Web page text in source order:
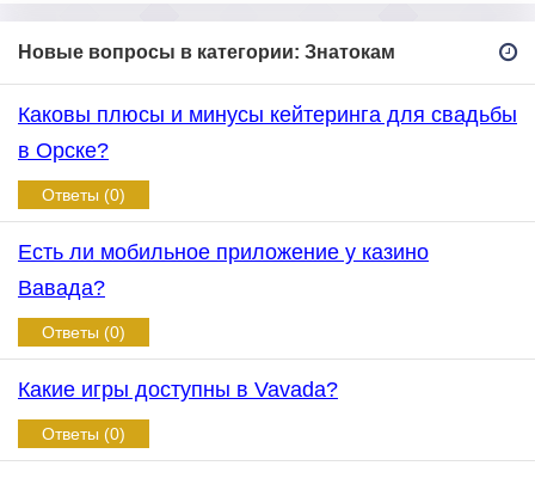
Новые вопросы в категории: Знатокам
Каковы плюсы и минусы кейтеринга для свадьбы
в Орске?
Ответы (0)
Есть ли мобильное приложение у казино
Вавада?
Ответы (0)
Какие игры доступны в Vavada?
Ответы (0)